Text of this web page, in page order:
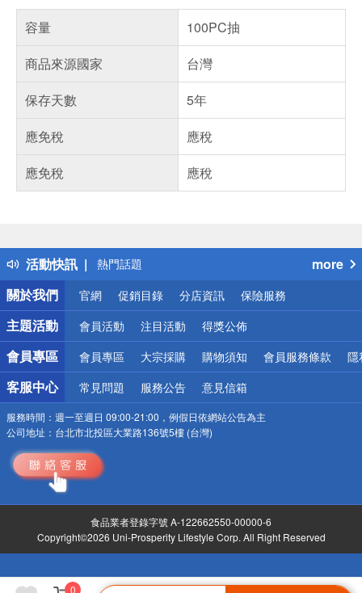
0
容量
100PC抽
商品來源國家
台灣
保存天數
5年
應免稅
應稅
應免稅
應稅
活動快訊
得獎公告
熱門話題
銀行優惠
偏遠地區配送
詐騙網頁！請小心！
more
關於我們
官網 促銷目錄 分店資訊 保險服務
主題活動 會員活動 注目活動 得獎公佈
會員專區 會員專區 大宗採購 購物須知 會員服務條款 隱
客服中心 常見問題 服務公告 意見信箱
服務時間： 週一至週日 09:00-21:00，例假日依網站公告為主
公司地址： 台北市北投區大業路136號5樓 (台灣)
食品業者登錄字號 A-122662550-00000-6
Copyright©2026 Uni-Prosperity Lifestyle Corp. All Right Reserved